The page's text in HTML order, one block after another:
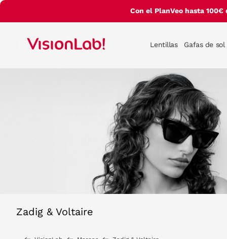
Con el PlanVeo hasta
Lentillas Gafas de sol
Zadig & Voltaire